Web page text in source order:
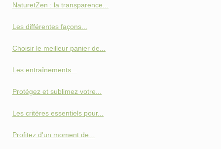
NaturetZen : la transparence...
Les différentes façons...
Choisir le meilleur panier de...
Les entraînements...
Protégez et sublimez votre...
Les critères essentiels pour...
Profitez d'un moment de...